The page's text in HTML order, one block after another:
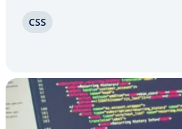
Less. Este pre­pro­ce­sa­dor de
CSS